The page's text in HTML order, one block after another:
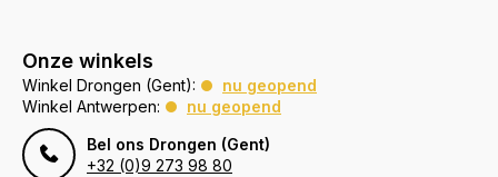
Onze winkels
Winkel Drongen (Gent):
nu geopend
Winkel Antwerpen:
nu geopend
Bel ons Drongen (Gent)
+32 (0)9 273 98 80